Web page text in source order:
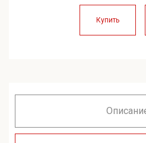
Купить